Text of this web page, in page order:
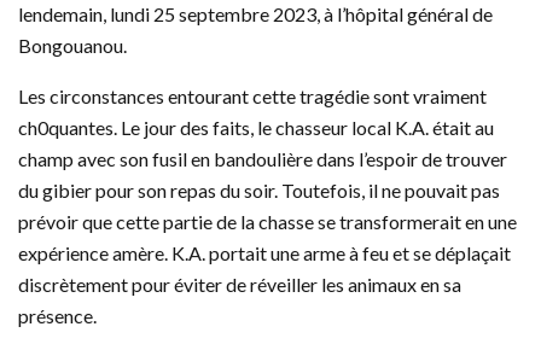
lendemain, lundi 25 septembre 2023, à l’hôpital général de
Bongouanou.
Les circonstances entourant cette tragédie sont vraiment
ch0quantes. Le jour des faits, le chasseur local K.A. était au
champ avec son fusil en bandoulière dans l’espoir de trouver
du gibier pour son repas du soir. Toutefois, il ne pouvait pas
prévoir que cette partie de la chasse se transformerait en une
expérience amère. K.A. portait une arme à feu et se déplaçait
discrètement pour éviter de réveiller les animaux en sa
présence.